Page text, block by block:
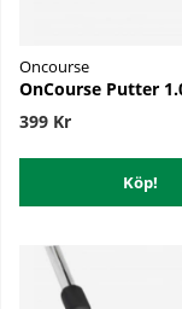
Oncourse
OnCourse Putter
399 Kr
Köp!